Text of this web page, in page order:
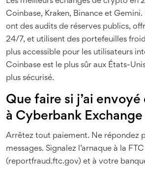
Coinbase, Kraken, Binance et Gemini.
ont des audits de réserves publics,
24/7, et utilisent des portefeuilles
plus accessible pour les utilisateurs
Coinbase est le plus sûr aux États-
plus sécurisé.
Que faire si j’ai envoyé
à Cyberbank Exchange
Arrêtez tout paiement. Ne répondez
messages. Signalez l’arnaque à la FTC
(reportfraud.ftc.gov) et à votre